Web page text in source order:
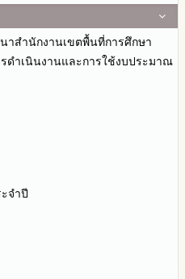
ารสอบถาม
คล
งกับแนวทางส่งเสริมความ
สำนักงานเขตพื้นที่การศึกษา
ดำเนินงานและการใช้งบประมาณ
จำปี